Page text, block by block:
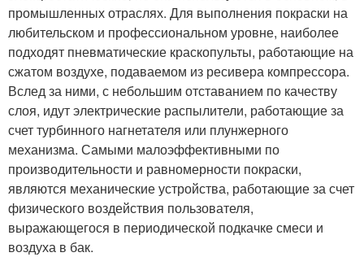
Краскопульт из
баллончика
Краскопульт из
холодильного
компрессора
промышленных отраслях. Для выполнения покраски на
любительском и профессиональном уровне, наиболее
подходят пневматические краскопульты, работающие на
сжатом воздухе, подаваемом из ресивера компрессора.
Вслед за ними, с небольшим отставанием по качеству
слоя, идут электрические распылители, работающие за
счет турбинного нагнетателя или плунжерного
механизма. Самыми малоэффективными по
производительности и равномерности покраски,
являются механические устройства, работающие за счет
физического воздействия пользователя,
выражающегося в периодической подкачке смеси и
воздуха в бак.